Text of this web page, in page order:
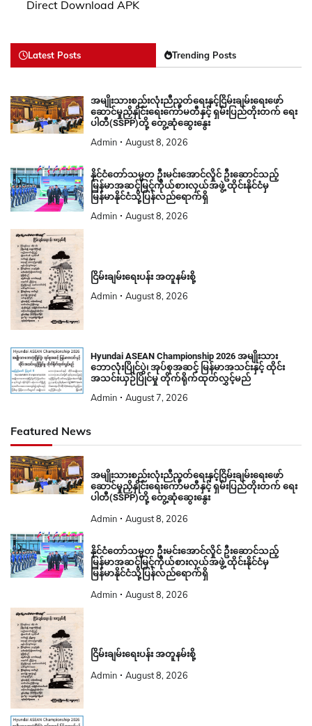
Direct Download APK
Latest Posts Trending Posts
အမျိုးသားစည်းလုံးညီညွတ်ရေးနှင့်ငြိမ်းချမ်းရေးဖော်
ဆောင်မှုညှိနှိုင်းရေးကော်မတီနှင့် ရှမ်းပြည်တိုးတက် ရေး
ပါတီ(SSPP)တို့ တွေ့ဆုံဆွေးနွေး
Admin August 8, 2026
နိုင်ငံတော်သမ္မတ ဦးမင်းအောင်လှိုင် ဦးဆောင်သည့်
မြန်မာအဆင့်မြင့်ကိုယ်စားလှယ်အဖွဲ့ ထိုင်းနိုင်ငံမှ
မြန်မာနိုင်ငံသို့ပြန်လည်ရောက်ရှိ
Admin August 8, 2026
ငြိမ်းချမ်းရေးပန်း အတူနမ်းစို့
Admin August 8, 2026
Hyundai ASEAN Championship 2026 အမျိုးသား
ဘောလုံးပြိုင်ပွဲ၊ အုပ်စုအဆင့် မြန်မာအသင်းနှင့် ထိုင်း
အသင်းယှဉ်ပြိုင်မှု တိုက်ရိုက်ထုတ်လွှင့်မည်
Admin August 7, 2026
Featured News
အမျိုးသားစည်းလုံးညီညွတ်ရေးနှင့်ငြိမ်းချမ်းရေးဖော်
ဆောင်မှုညှိနှိုင်းရေးကော်မတီနှင့် ရှမ်းပြည်တိုးတက် ရေး
ပါတီ(SSPP)တို့ တွေ့ဆုံဆွေးနွေး
Admin August 8, 2026
နိုင်ငံတော်သမ္မတ ဦးမင်းအောင်လှိုင် ဦးဆောင်သည့်
မြန်မာအဆင့်မြင့်ကိုယ်စားလှယ်အဖွဲ့ ထိုင်းနိုင်ငံမှ
မြန်မာနိုင်ငံသို့ပြန်လည်ရောက်ရှိ
Admin August 8, 2026
ငြိမ်းချမ်းရေးပန်း အတူနမ်းစို့
Admin August 8, 2026